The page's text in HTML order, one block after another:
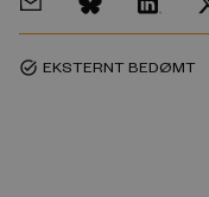
task_alt EKSTERNT BEDØMT